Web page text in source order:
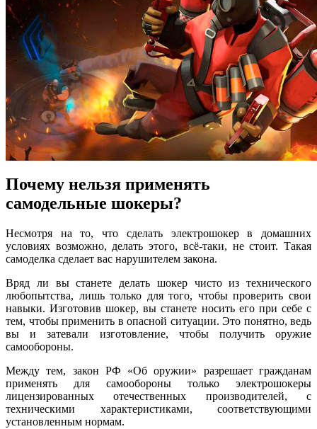
Почему нельзя применять
самодельные шокеры?
Несмотря на то, что сделать электрошокер в домашних
условиях возможно, делать этого, всё-таки, не стоит. Такая
самоделка сделает вас нарушителем закона.
Вряд ли вы станете делать шокер чисто из технического
любопытства, лишь только для того, чтобы проверить свои
навыки. Изготовив шокер, вы станете носить его при себе с
тем, чтобы применить в опасной ситуации. Это понятно, ведь
вы и затевали изготовление, чтобы получить оружие
самообороны.
Между тем, закон РФ «Об оружии» разрешает гражданам
применять для самообороны только электрошокеры
лицензированных отечественных производителей, с
техническими характеристиками, соответствующими
установленным нормам.